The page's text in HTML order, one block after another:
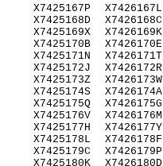
X7425167P
X7425168D
X7425169X
X7425170B
X7425171N
X7425172J
X7425173Z
X7425174S
X7425175Q
X7425176V
X7425177H
X7425178L
X7425179C
X7425180K
X7426167L
X7426168C
X7426169K
X7426170E
X7426171T
X7426172R
X7426173W
X7426174A
X7426175G
X7426176M
X7426177Y
X7426178F
X7426179P
X7426180D